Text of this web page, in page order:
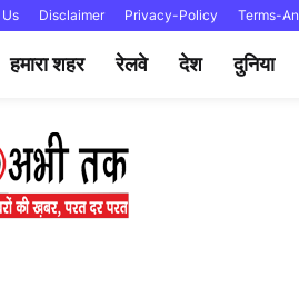
Disclaimer Privacy-Policy Terms-
हमारा शहर रेलवे देश दुनिया